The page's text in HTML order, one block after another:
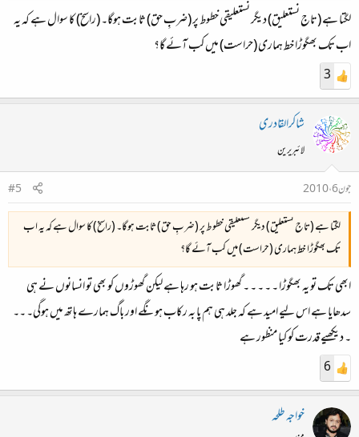
لگتا ہے (تاج نستعلیق) دیگر نستعلیقی خطوط پر (ضربِ حق) ثابت ہوگا۔ (راسخ) کا سوال ہے کہ یہ
اب تک بھگوڑا خط ہماری (حراست) میں کب آئے گا؟
3
شاکرالقادری
لائبریرین
جون 6، 2010
#5
لگتا ہے (تاج نستعلیق) دیگر نستعلیقی خطوط پر (ضربِ حق) ثابت ہوگا۔ (راسخ) کا سوال ہے کہ یہ اب
تک بھگوڑا خط ہماری (حراست) میں کب آئے گا؟
ابھی تک تو یہ بھگوڑا ۔ ۔ ۔ ۔ ۔ گھوڑا ثابت ہو رہا ہے لیکن گھوڑوں کو بھی تو انسانوں نے ہی
سدھایا ہے اس لیے امید ہے کہ جلد ہی ہم پا بہ رکاب ہونگے اور باگ ہمارے ہاتھ میں ہوگی۔ ۔۔
۔ دیکھیے قدرت کو کیا منظور ہے
6
خواجہ طلحہ